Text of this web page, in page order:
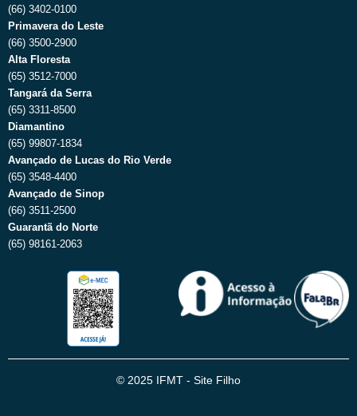
(66) 3402-0100
Primavera do Leste
(66) 3500-2900
Alta Floresta
(65) 3512-7000
Tangará da Serra
(65) 3311-8500
Diamantino
(65) 99807-1834
Avançado de Lucas do Rio Verde
(65) 3548-4400
Avançado de Sinop
(66) 3511-2500
Guarantã do Norte
(65) 98161-2063
© 2025 IFMT - Site Filho